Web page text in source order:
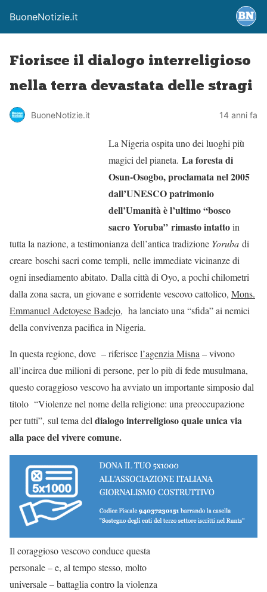
BuoneNotizie.it
Fiorisce il dialogo interreligioso
nella terra devastata delle stragi
BuoneNotizie.it 14 anni fa
La Nigeria ospita uno dei luoghi più
magici del pianeta. La foresta di
Osun-Osogbo, proclamata nel 2005
dall’UNESCO patrimonio
dell’Umanità è l’ultimo “bosco
sacro Yoruba” rimasto intattoin
tutta la nazione, a testimonianza dell’antica tradizione Yoruba di
creare boschi sacri come templi, nelle immediate vicinanze di
ogni insediamento abitato. Dalla città di Oyo, a pochi chilometri
dalla zona sacra, un giovane e sorridente vescovo cattolico, Mons.
Emmanuel Adetoyese Badejo, ha lanciato una “sfida” ai nemici
della convivenza pacifica in Nigeria.
In questa regione, dove – riferiscel’agenzia Misna – vivono
all’incirca due milioni di persone, per lo più di fede musulmana,
questo coraggioso vescovo ha avviato un importante simposio dal
titolo “Violenze nel nome della religione: una preoccupazione
per tutti”, sul tema del dialogo interreligioso quale unica via
alla pace del vivere comune.
Il coraggioso vescovo conduce questa
personale – e, al tempo stesso, molto
universale – battaglia contro la violenza